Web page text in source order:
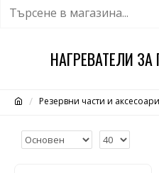
Резервни части и
НАГРЕВАТЕЛИ